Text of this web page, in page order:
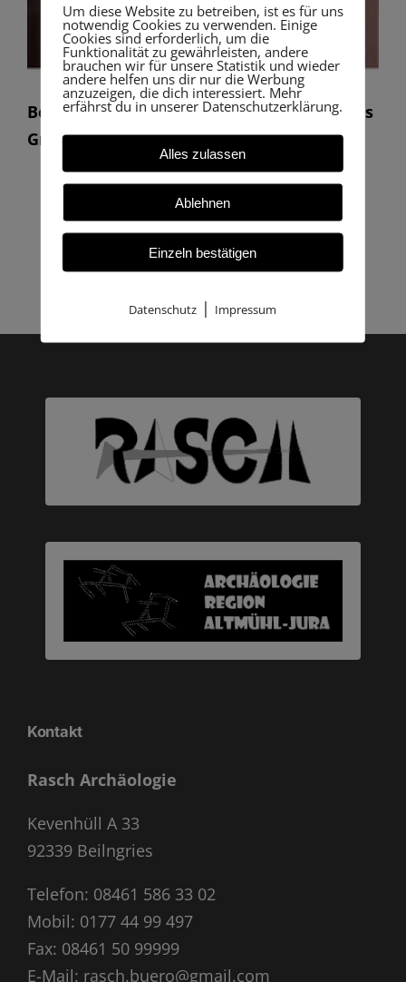
Beispiele von Chamer Sicheleinsätzen aus
Griesstetten
Kontakt
Rasch Archäologie
Kevenhüll A 33
92339 Beilngries
Telefon: 08461 586 33 02
Mobil: 0177 44 99 497
Fax: 08461 50 99999
E-Mail: rasch.buero@gmail.com
Um diese Website zu betreiben, ist es für uns
notwendig Cookies zu verwenden. Einige
Cookies sind erforderlich, um die
Funktionalität zu gewährleisten, andere
brauchen wir für unsere Statistik und wieder
andere helfen uns dir nur die Werbung
anzuzeigen, die dich interessiert. Mehr
erfährst du in unserer Datenschutzerklärung.
Alles zulassen
Ablehnen
Einzeln bestätigen
Datenschutz | Impressum